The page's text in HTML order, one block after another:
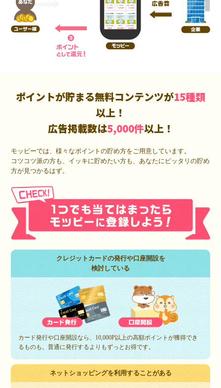
ポイントが貯まる無料コンテンツが15種類
以上！
広告掲載数は5,000件以上！
モッピーでは、様々なポイントの貯め方をご用意しています。
コツコツ派の方も、イッキに貯めたい方も、あなたにピッタリの貯め
方が見つかるはず。
クレジットカードの発行や口座開設を
検討している
カード発行や口座開設なら、10,000P以上の高額ポイントが獲得でき
るものも。普通に発行するよりもずっとお得です。
ネットショッピングを利用することがある